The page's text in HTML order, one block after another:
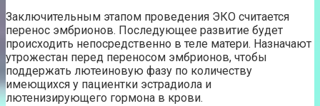
Заключительным этапом проведения ЭКО считается
перенос эмбрионов. Последующее развитие будет
происходить непосредственно в теле матери. Назначают
утрожестан перед переносом эмбрионов, чтобы
поддержать лютеиновую фазу по количеству
имеющихся у пациентки эстрадиола и
лютенизирующего гормона в крови.